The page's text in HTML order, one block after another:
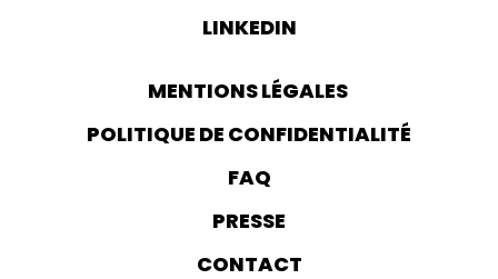
LINKEDIN
MENTIONS LÉGALES
POLITIQUE DE CONFIDENTIALITÉ
FAQ
PRESSE
CONTACT